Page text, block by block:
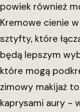
powiek również
Kremowe cienie
sztyfty, które
będą lepszym
które mogą
zimowy makijaż
kaprysami aury -